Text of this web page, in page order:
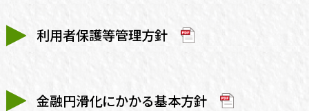
利用者保護等管理方針
金融円滑化にかかる基本方針